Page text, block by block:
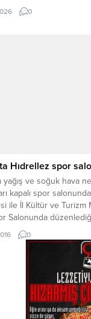
eden Kayaalp, uzun
formundan hiçbir
0
Hıdrellez spor
yağış ve soğuk hava
kapalı spor
ile İl Kültür ve Turizm
Salonunda
Yardımcısı Gökhan
Başkan
AK Parti Yozgat
0